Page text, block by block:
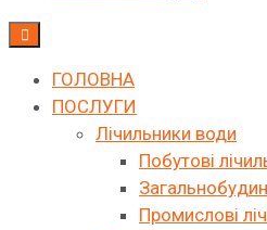
ГОЛОВНА
ПОСЛУГИ
Лічильники води
Побутові
Промислові